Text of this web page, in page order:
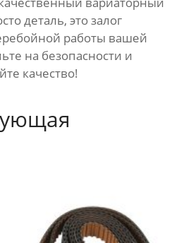
деталь, это залог
работы вашей
на безопасности и
качество!